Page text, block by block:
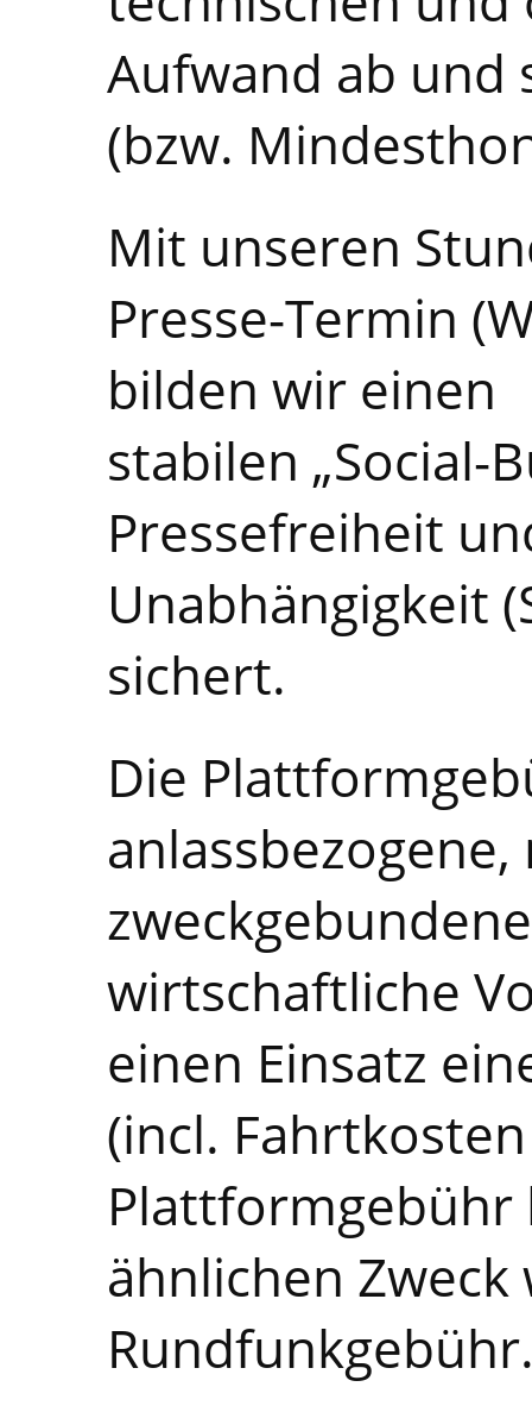
Aufwand ab und
(bzw.
Mit unseren
Presse-Termin
bilden wir einen
stabilen „Social-
Pressefreiheit
Unabhängigkeit
sichert.
Die
wirtschaftliche
einen Einsatz
(incl.
ähnlichen Zweck